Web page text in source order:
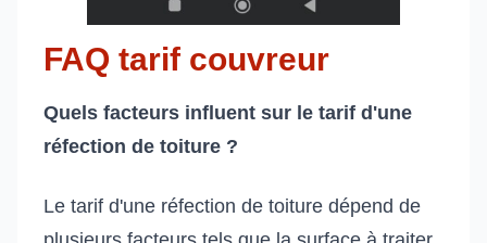
FAQ tarif couvreur
Quels facteurs influent sur le tarif d'une
réfection de toiture ?
Le tarif d'une réfection de toiture dépend de